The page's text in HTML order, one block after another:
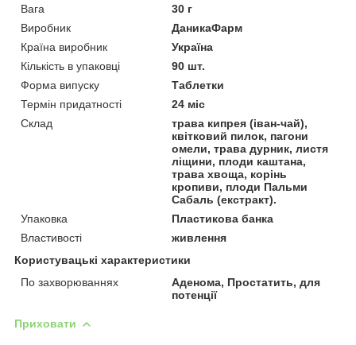
Вага
30 г
Виробник
ДаникаФарм
Країна виробник
Україна
Кількість в упаковці
90 шт.
Форма випуску
Таблетки
Термін придатності
24 міс
Склад
трава кипрея (іван-чай),
квітковий пилок, пагони
омели, трава дурник, листя
ліщини, плоди каштана,
трава хвоща, корінь
кропиви, плоди Пальми
Сабаль (екстракт).
Упаковка
Пластикова банка
Властивості
живлення
Користувацькi характеристики
По захворюваннях
Аденома, Простатить, для
потенції
Приховати